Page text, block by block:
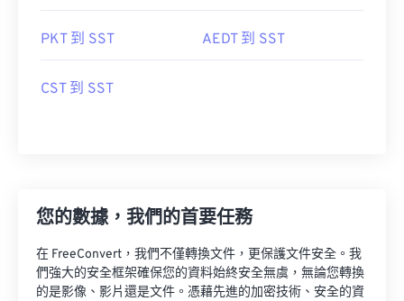
PKT 到 SST AEDT 到 SST
CST 到 SST
您的數據，我們的首要任務
在 FreeConvert，我們不僅轉換文件，更保護文件安全。我
們強大的安全框架確保您的資料始終安全無虞，無論您轉換
的是影像、影片還是文件。憑藉先進的加密技術、安全的資